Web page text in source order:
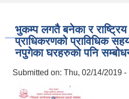
भुकम्प लगतै बनेका र राष्ट्रिय
प्राधिकरणकाे प्राविधिक
नपुगेका घरहरुकाे पनि
Submitted on: Thu, 02/14/2019 -